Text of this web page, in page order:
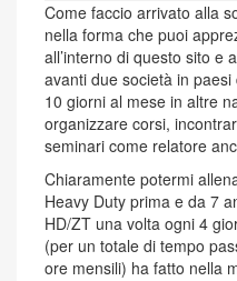
Come faccio arrivato alla
nella forma che puoi
all’interno di questo sito e
avanti due società in
10 giorni al mese in altre
organizzare corsi,
seminari come relatore
Chiaramente potermi
Heavy Duty prima e da 7
HD/ZT una volta ogni 4
(per un totale di tempo
ore mensili) ha fatto nella